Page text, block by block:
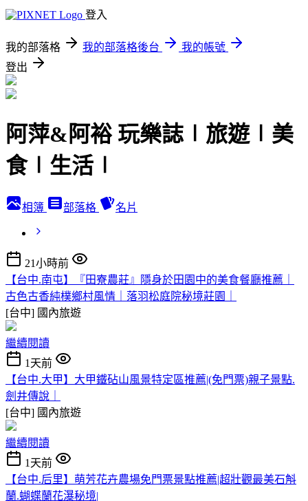
登入
我的部落格 我的部落格後台
我的帳號
登出
阿萍&阿裕 玩樂誌∣旅遊∣美
食∣生活∣
相簿 部落格 名片
21小時前
【台中.南屯】『田寮農莊』隱身於田園中的美食餐廳推薦｜
古色古香純樸鄉村風情｜落羽松庭院秘境莊園｜
[台中] 國內旅遊
繼續閱讀
1天前
【台中.大甲】大甲鐵砧山風景特定區推薦|(免門票)親子景點.
劍井傳說｜
[台中] 國內旅遊
繼續閱讀
1天前
【台中.后里】萌芳花卉農場免門票景點推薦|超壯觀最美石斛
蘭.蝴蝶蘭花瀑秘境|